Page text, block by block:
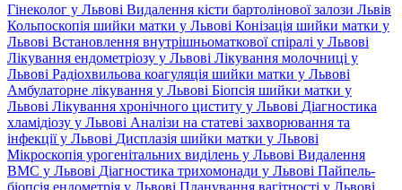
Гінеколог у Львові Видалення кісти бартолінової залози Львів
Кольпоскопія шийки матки у Львові Конізація шийки матки у
Львові Встановлення внутрішньоматкової спіралі у Львові
Лікування ендометріозу у Львові Лікування молочниці у
Львові Радіохвильова коагуляція шийки матки у Львові
Амбулаторне лікування у Львові Біопсія шийки матки у
Львові Лікування хронічного циститу у Львові Діагностика
хламідіозу у Львові Аналізи на статеві захворювання та
інфекції у Львові Дисплазія шийки матки у Львові
Мікроскопія урогенітальних виділень у Львові Видалення
ВМС у Львові Діагностика трихомонади у Львові Пайпель-
біопсія ендометрія у Львові Планування вагітності у Львові